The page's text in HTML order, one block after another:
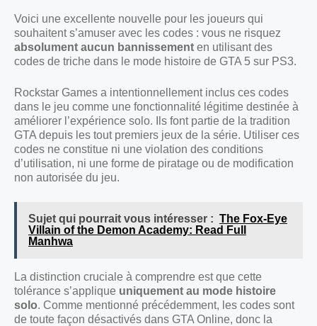
Voici une excellente nouvelle pour les joueurs qui
souhaitent s’amuser avec les codes : vous ne risquez
absolument aucun bannissement en utilisant des
codes de triche dans le mode histoire de GTA 5 sur PS3.
Rockstar Games a intentionnellement inclus ces codes
dans le jeu comme une fonctionnalité légitime destinée à
améliorer l’expérience solo. Ils font partie de la tradition
GTA depuis les tout premiers jeux de la série. Utiliser ces
codes ne constitue ni une violation des conditions
d’utilisation, ni une forme de piratage ou de modification
non autorisée du jeu.
Sujet qui pourrait vous intéresser : The Fox-Eye
Villain of the Demon Academy: Read Full
Manhwa
La distinction cruciale à comprendre est que cette
tolérance s’applique uniquement au mode histoire
solo. Comme mentionné précédemment, les codes sont
de toute façon désactivés dans GTA Online, donc la